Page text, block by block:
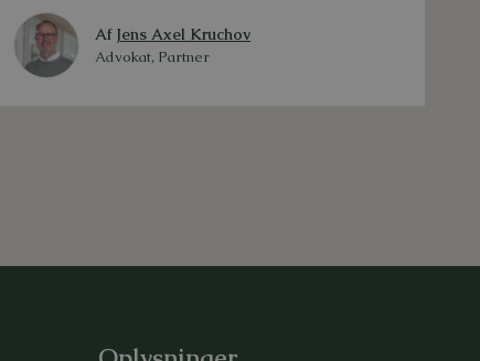
Af Jens Axel Kruchov
Advokat, Partner